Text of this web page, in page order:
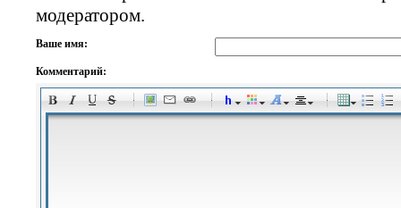
модератором.
Ваше имя:
Комментарий:
-
-
-
-
-
-